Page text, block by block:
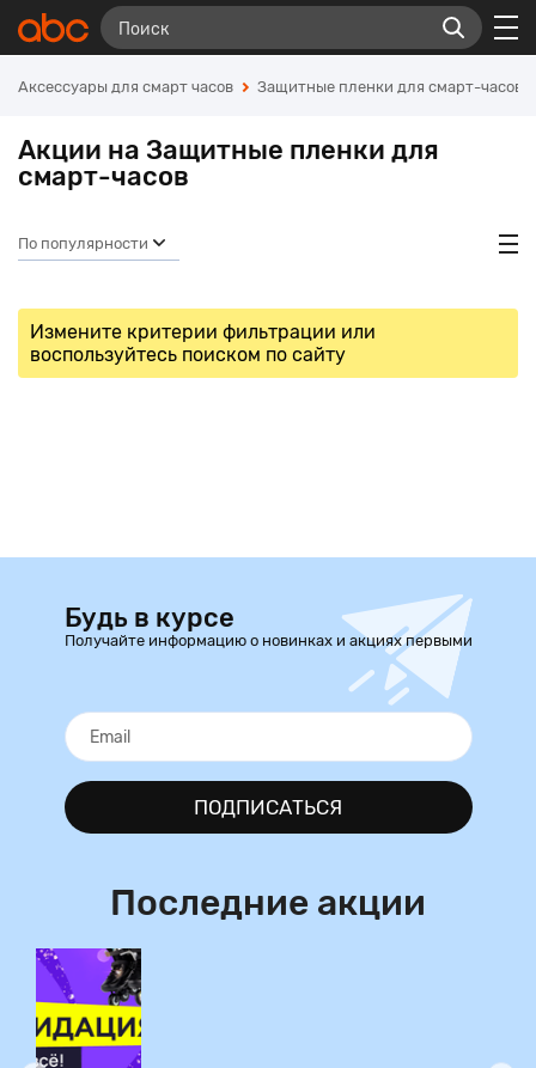
Аксессуары для смарт часов Защитные пленки для смарт-часов
Акции на Защитные пленки для
смарт-часов
По популярности
Измените критерии фильтрации или
воспользуйтесь поиском по сайту
Будь в курсе
Получайте информацию о новинках и акциях первыми
ПОДПИСАТЬСЯ
Последние акции